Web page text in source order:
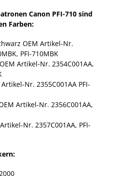
Canon PFI-710 sind
Farben:
OEM Artikel-Nr.
PFI-710MBK
OEM Artikel-Nr. 2354C001AA,
Nr. 2355C001AA PFI-
Artikel-Nr. 2356C001AA,
Nr. 2357C001AA, PFI-